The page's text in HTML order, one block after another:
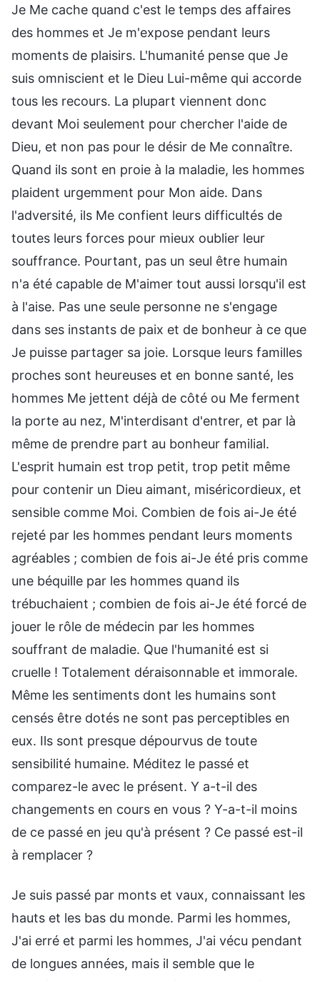
Je Me cache quand c'est le temps des affaires
des hommes et Je m'expose pendant leurs
moments de plaisirs. L'humanité pense que Je
suis omniscient et le Dieu Lui-même qui accorde
tous les recours. La plupart viennent donc
devant Moi seulement pour chercher l'aide de
Dieu, et non pas pour le désir de Me connaître.
Quand ils sont en proie à la maladie, les hommes
plaident urgemment pour Mon aide. Dans
l'adversité, ils Me confient leurs difficultés de
toutes leurs forces pour mieux oublier leur
souffrance. Pourtant, pas un seul être humain
n'a été capable de M'aimer tout aussi lorsqu'il est
à l'aise. Pas une seule personne ne s'engage
dans ses instants de paix et de bonheur à ce que
Je puisse partager sa joie. Lorsque leurs familles
proches sont heureuses et en bonne santé, les
hommes Me jettent déjà de côté ou Me ferment
la porte au nez, M'interdisant d'entrer, et par là
même de prendre part au bonheur familial.
L'esprit humain est trop petit, trop petit même
pour contenir un Dieu aimant, miséricordieux, et
sensible comme Moi. Combien de fois ai-Je été
rejeté par les hommes pendant leurs moments
agréables ; combien de fois ai-Je été pris comme
une béquille par les hommes quand ils
trébuchaient ; combien de fois ai-Je été forcé de
jouer le rôle de médecin par les hommes
souffrant de maladie. Que l'humanité est si
cruelle ! Totalement déraisonnable et immorale.
Même les sentiments dont les humains sont
censés être dotés ne sont pas perceptibles en
eux. Ils sont presque dépourvus de toute
sensibilité humaine. Méditez le passé et
comparez-le avec le présent. Y a-t-il des
changements en cours en vous ? Y-a-t-il moins
de ce passé en jeu qu'à présent ? Ce passé est-il
à remplacer ?
Je suis passé par monts et vaux, connaissant les
hauts et les bas du monde. Parmi les hommes,
J'ai erré et parmi les hommes, J'ai vécu pendant
de longues années, mais il semble que le